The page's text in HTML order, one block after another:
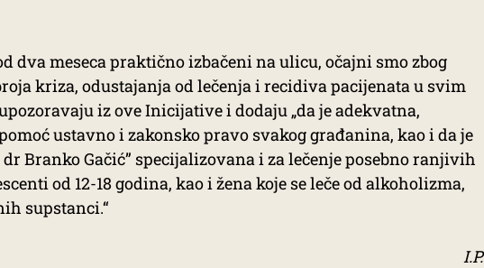
dva meseca praktično izbačeni na ulicu, očajni smo zbog
kriza, odustajanja od lečenja i recidiva pacijenata u svim
iz ove Inicijative i dodaju „da je adekvatna,
ustavno i zakonsko pravo svakog građanina, kao i da je
Branko Gačić” specijalizovana i za lečenje posebno ranjivih
od 12-18 godina, kao i žena koje se leče od alkoholizma,
supstanci.“
I.P.